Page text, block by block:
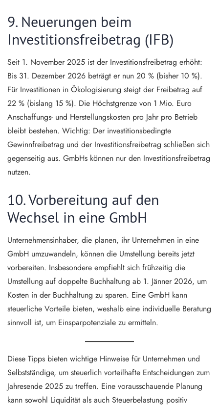
9. Neuerungen beim
Investitionsfreibetrag (IFB)
Seit 1. November 2025 ist der Investitionsfreibetrag erhöht:
Bis 31. Dezember 2026 beträgt er nun 20 % (bisher 10 %).
Für Investitionen in Ökologisierung steigt der Freibetrag auf
22 % (bislang 15 %). Die Höchstgrenze von 1 Mio. Euro
Anschaffungs- und Herstellungskosten pro Jahr pro Betrieb
bleibt bestehen. Wichtig: Der investitionsbedingte
Gewinnfreibetrag und der Investitionsfreibetrag schließen sich
gegenseitig aus. GmbHs können nur den Investitionsfreibetrag
nutzen.
10. Vorbereitung auf den
Wechsel in eine GmbH
Unternehmensinhaber, die planen, ihr Unternehmen in eine
GmbH umzuwandeln, können die Umstellung bereits jetzt
vorbereiten. Insbesondere empfiehlt sich frühzeitig die
Umstellung auf doppelte Buchhaltung ab 1. Jänner 2026, um
Kosten in der Buchhaltung zu sparen. Eine GmbH kann
steuerliche Vorteile bieten, weshalb eine individuelle Beratung
sinnvoll ist, um Einsparpotenziale zu ermitteln.
Diese Tipps bieten wichtige Hinweise für Unternehmen und
Selbstständige, um steuerlich vorteilhafte Entscheidungen zum
Jahresende 2025 zu treffen. Eine vorausschauende Planung
kann sowohl Liquidität als auch Steuerbelastung positiv